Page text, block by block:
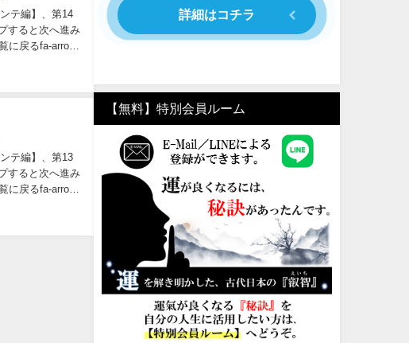
詳細はコチラ
【無料】特別会員ルーム